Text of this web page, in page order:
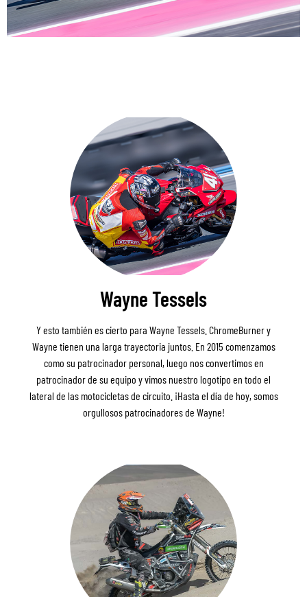
Wayne Tessels
Y esto también es cierto para Wayne Tessels. ChromeBurner y
Wayne tienen una larga trayectoria juntos. En 2015 comenzamos
como su patrocinador personal, luego nos convertimos en
patrocinador de su equipo y vimos nuestro logotipo en todo el
lateral de las motocicletas de circuito. ¡Hasta el día de hoy, somos
orgullosos patrocinadores de Wayne!